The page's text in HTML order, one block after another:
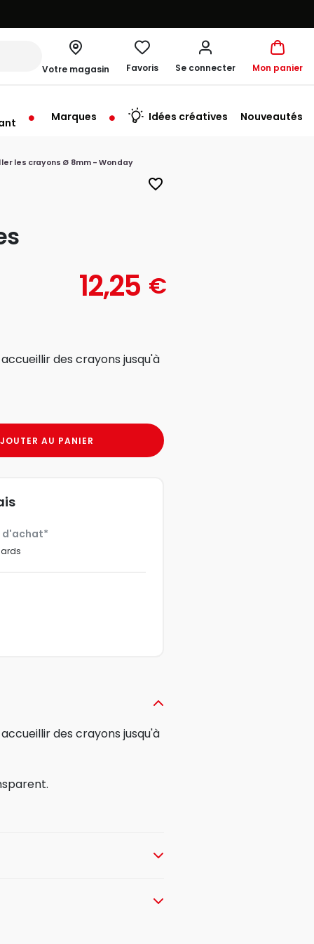
Votre magasin
à 19:00
Favoris Se connecter Mon panier
Marques Idées créatives Nouveautés
les crayons Ø 8mm - Wonday
favorite_border
12,25 €
des crayons jusqu'à
AU PANIER
d'achat*
des crayons jusqu'à